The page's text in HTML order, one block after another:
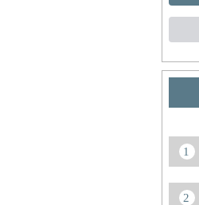
1
2